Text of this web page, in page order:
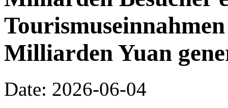
Milliarden Yuan
Date: 2026-06-04